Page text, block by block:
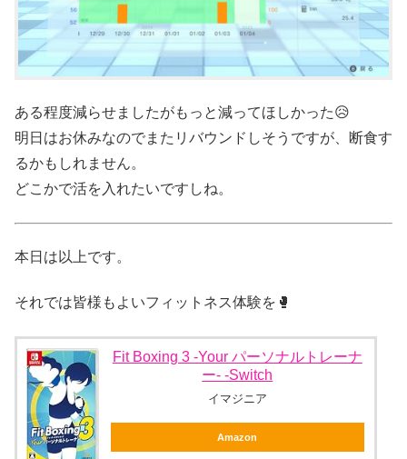
ある程度減らせましたがもっと減ってほしかった😥
明日はお休みなのでまたリバウンドしそうですが、断食す
るかもしれません。
どこかで活を入れたいですしね。
本日は以上です。
それでは皆様もよいフィットネス体験を🥊
Fit Boxing 3 -Your パーソナルトレーナ
ー- -Switch
イマジニア
Amazon